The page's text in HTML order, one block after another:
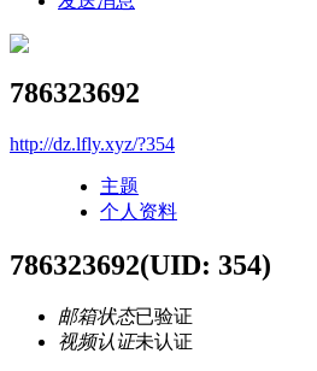
786323692
http://dz.lfly.xyz/?354
主题
个人资料
786323692(UID: 354)
邮箱状态已验证
视频认证未认证